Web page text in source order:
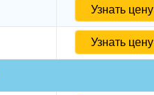
Узнать цену
Узнать цену